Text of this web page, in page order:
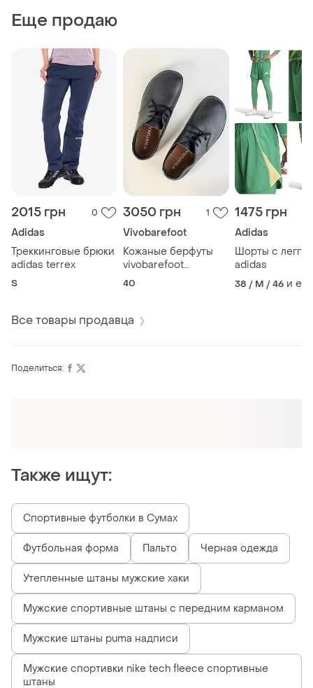
Еще продаю
2015 грн 0
Adidas
Треккинговые брюки
adidas terrex
S
3050 грн 1
Vivobarefoot
Кожаные берфуты
vivobarefoot
мужские босоножки
анатомические
40
1475 грн
Adidas
Шорты с
adidas
38 / M / 46 и
Все товары продавца
Поделиться:
Также ищут:
Спортивные футболки в Сумах
Футбольная форма Пальто Черная одежда
Утепленные штаны мужские хаки
Мужские спортивные штаны с передним карманом
Мужские штаны puma надписи
Мужские спортивки nike tech fleece спортивные
штаны